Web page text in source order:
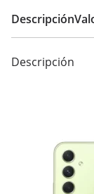
Descripción
Descripción